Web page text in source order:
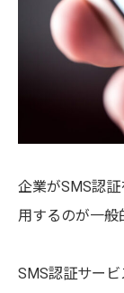
企業がSMS認
用するのが一般
SMS認証サー